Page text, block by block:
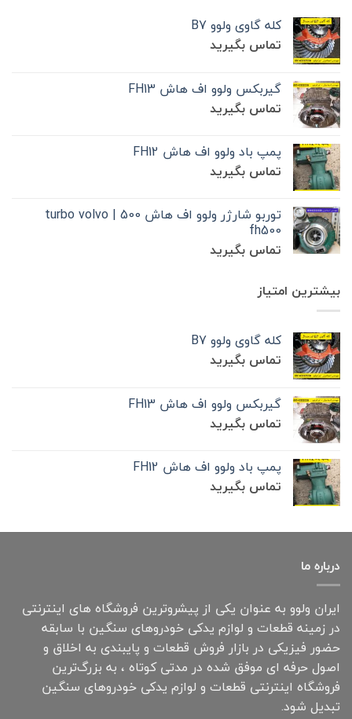
کله گاوی ولوو B7
تماس بگیرید
گیربکس ولوو اف هاش FH13
تماس بگیرید
پمپ باد ولوو اف هاش FH12
تماس بگیرید
توربو شارژر ولوو اف هاش 500 | turbo volvo
fh500
تماس بگیرید
بیشترین امتیاز
کله گاوی ولوو B7
تماس بگیرید
گیربکس ولوو اف هاش FH13
تماس بگیرید
پمپ باد ولوو اف هاش FH12
تماس بگیرید
درباره ما
ایران ولوو به عنوان یکی از پیشروترین فروشگاه های اینترنتی
در زمینه قطعات و لوازم یدکی خودروهای سنگین با سابقه
حضور فیزیکی در بازار فروش قطعات و پایبندی به اخلاق و
اصول حرفه ای موفق شده در مدتی کوتاه ، به بزرگ‌ترین
فروشگاه اینترنتی قطعات و لوازم یدکی خودروهای سنگین
تبدیل شود.